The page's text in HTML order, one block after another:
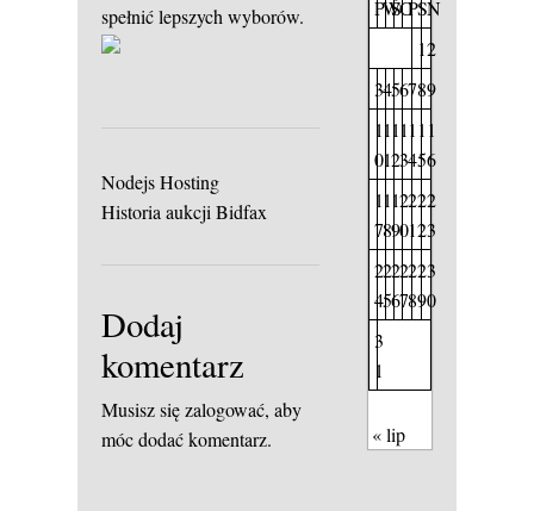
spełnić lepszych wyborów.
Nodejs Hosting
Historia aukcji Bidfax
Dodaj
komentarz
Musisz sięzalogować, aby
móc dodać komentarz.
PW
ŚCPSN
12
3456789
1
0
1
1
1
2
1
3
1
4
1
5
1
6
1
7
1
8
1
9
2
0
2
1
2
2
2
3
2
4
2
5
2
6
2
7
2
8
2
9
3
0
3
1
« lip